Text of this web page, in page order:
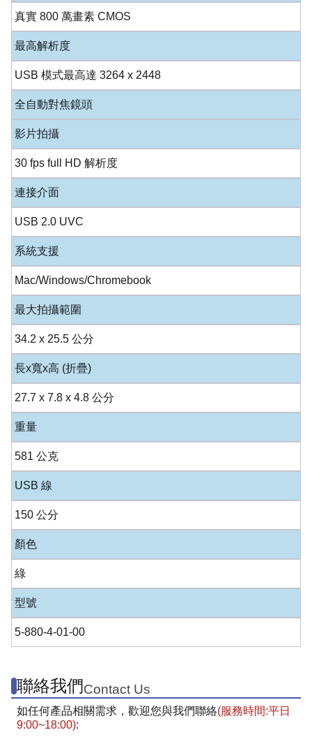
真實 800 萬畫素 CMOS
最高解析度
USB 模式最高達 3264 x 2448
全自動對焦鏡頭
影片拍攝
30 fps full HD 解析度
連接介面
USB 2.0 UVC
系統支援
Mac/Windows/Chromebook
最大拍攝範圍
34.2 x 25.5 公分
長x寬x高 (折疊)
27.7 x 7.8 x 4.8 公分
重量
581 公克
USB 線
150 公分
顏色
綠
型號
5-880-4-01-00
聯絡我們Contact Us
如任何產品相關需求，歡迎您與我們聯絡(服務時間:平日
9:00~18:00):